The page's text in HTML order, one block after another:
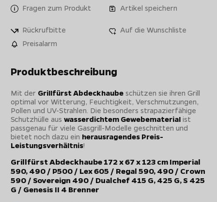
Fragen zum Produkt Artikel speichern
Rückrufbitte
Auf die Wunschliste
Preisalarm
Produktbeschreibung
Mit der Grillfürst Abdeckhaube schützen sie ihren Grill
optimal vor Witterung, Feuchtigkeit, Verschmutzungen,
Pollen und UV-Strahlen. Die besonders strapazierfähige
Schutzhülle auswasserdichtem Gewebematerial ist
passgenau für viele Gasgrill-Modelle geschnitten und
bietet noch dazu ein herausragendes Preis-
Leistungsverhältnis!
Grillfürst Abdeckhaube 172 x 67 x 123 cm Imperial
590, 490 / P500 / Lex 605 / Regal 590, 490 / Crown
590 / Sovereign 490 / Dualchef 415 G, 425 G, S 425
G / Genesis II 4 Brenner